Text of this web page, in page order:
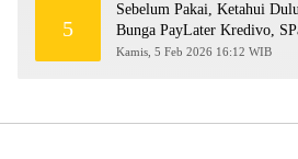
5
Sebelum Pakai, Ketahui
Bunga PayLater Kredivo,
2026
Kamis, 5 Feb 2026 16:12 WIB